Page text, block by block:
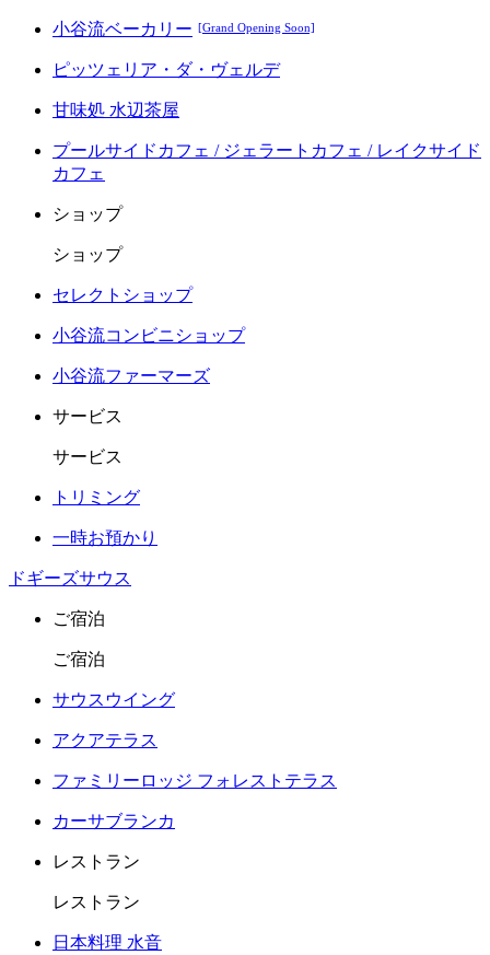
小谷流ベーカリー [Grand Opening Soon]
ピッツェリア・ダ・ヴェルデ
甘味処 水辺茶屋
プールサイドカフェ / ジェラートカフェ / レイクサイド
カフェ
ショップ
ショップ
セレクトショップ
小谷流コンビニショップ
小谷流ファーマーズ
サービス
サービス
トリミング
一時お預かり
ドギーズサウス
ご宿泊
ご宿泊
サウスウイング
アクアテラス
ファミリーロッジ フォレストテラス
カーサブランカ
レストラン
レストラン
日本料理 水音